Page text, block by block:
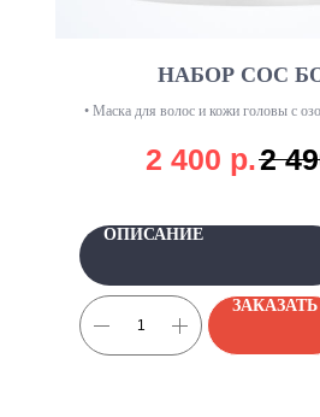
НАБОР СОС
• Маска для волос и кожи головы с
2 400 р.2
ОПИСАНИЕ
ЗАКАЗАТЬ